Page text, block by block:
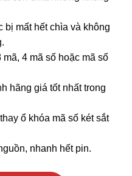
bị mất hết chìa và không
4 mã số hoặc mã số
hãng giá tốt nhất trong
ổ khóa mã số két sắt
nhanh hết pin.